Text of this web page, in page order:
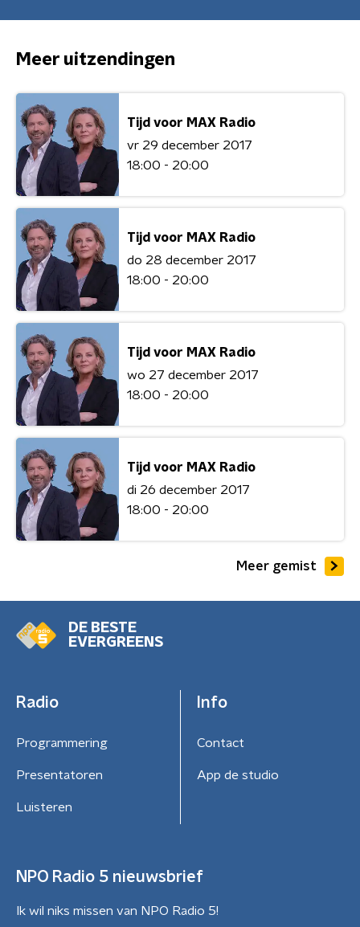
Meer uitzendingen
Tijd voor MAX Radio
vr 29 december 2017
18:00 - 20:00
Tijd voor MAX Radio
do 28 december 2017
18:00 - 20:00
Tijd voor MAX Radio
wo 27 december 2017
18:00 - 20:00
Tijd voor MAX Radio
di 26 december 2017
18:00 - 20:00
Meer gemist
DE BESTE
EVERGREENS
Radio
Programmering
Presentatoren
Luisteren
Info
Contact
App de studio
NPO Radio 5 nieuwsbrief
Ik wil niks missen van NPO Radio 5!